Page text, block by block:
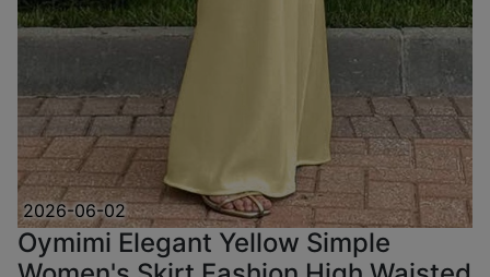
2026-06-02
Oymimi Elegant Yellow Simple